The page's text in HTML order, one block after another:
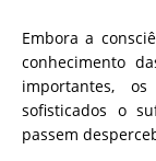
Embora a
conhecimento
importantes,
sofisticados o
passem